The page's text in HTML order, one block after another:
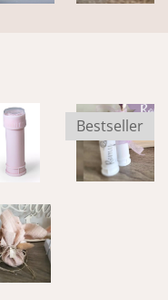
Bestseller